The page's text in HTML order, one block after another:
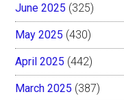
June 2025 (325)
May 2025 (430)
April 2025 (442)
March 2025 (387)